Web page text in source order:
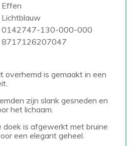
Effen
Lichtblauw
0142747-130-000-000
8717126207047
overhemd is gemaakt in een
zijn slank gesneden en
het lichaam.
doek is afgewerkt met bruine
een elegant geheel.